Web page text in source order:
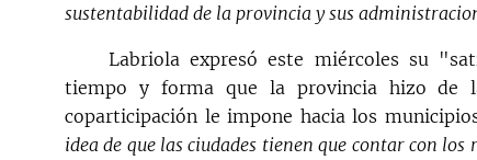
sustentabilidad de la provincia y sus
Labriola expresó este miércoles su
tiempo y forma que la provincia hizo de
coparticipación le impone hacia los
idea de que las ciudades tienen que contar con